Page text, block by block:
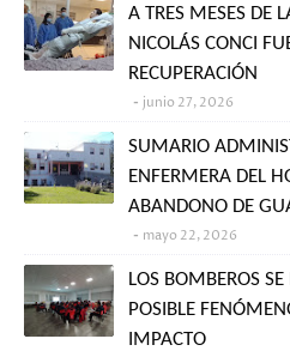
A TRES MESES DE
NICOLÁS CONCI
RECUPERACIÓN
junio 27, 2026
SUMARIO
ENFERMERA DEL
ABANDONO DE
mayo 22, 2026
LOS BOMBEROS
POSIBLE
IMPACTO